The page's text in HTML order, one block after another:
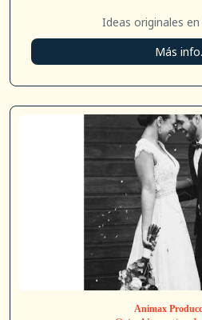
Ideas originales
Más info.
Animax